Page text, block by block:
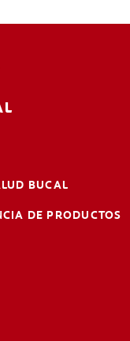
BUCAL
DE PRODUCTOS